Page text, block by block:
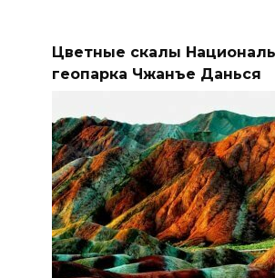
Цветные скалы
геопарка Чжанъе Данься